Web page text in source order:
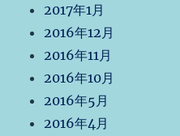
2017年1月
2016年12月
2016年11月
2016年10月
2016年5月
2016年4月